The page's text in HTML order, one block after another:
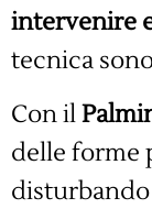
intervenire
tecnica
Con il
delle forme